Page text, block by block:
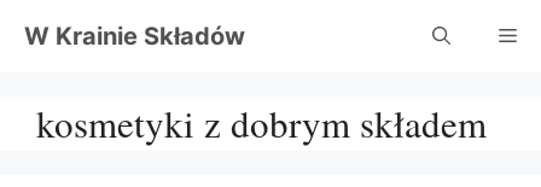
W Krainie Składów
kosmetyki z dobrym składem